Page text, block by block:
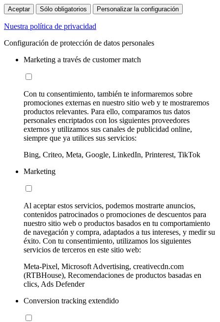
Aceptar Sólo obligatorios Personalizar la configuración
Nuestra política de privacidad
Configuración de protección de datos personales
Marketing a través de customer match
Con tu consentimiento, también te informaremos sobre
promociones externas en nuestro sitio web y te mostraremos
productos relevantes. Para ello, comparamos tus datos
personales encriptados con los siguientes proveedores
externos y utilizamos sus canales de publicidad online,
siempre que ya utilices sus servicios:
Bing, Criteo, Meta, Google, LinkedIn, Printerest, TikTok
Marketing
Al aceptar estos servicios, podemos mostrarte anuncios,
contenidos patrocinados o promociones de descuentos para
nuestro sitio web o productos basados en tu comportamiento
de navegación y compra, adaptados a tus intereses, y medir su
éxito. Con tu consentimiento, utilizamos los siguientes
servicios de terceros en este sitio web:
Meta-Pixel, Microsoft Advertising, creativecdn.com
(RTBHouse), Recomendaciones de productos basadas en
clics, Ads Defender
Conversion tracking extendido